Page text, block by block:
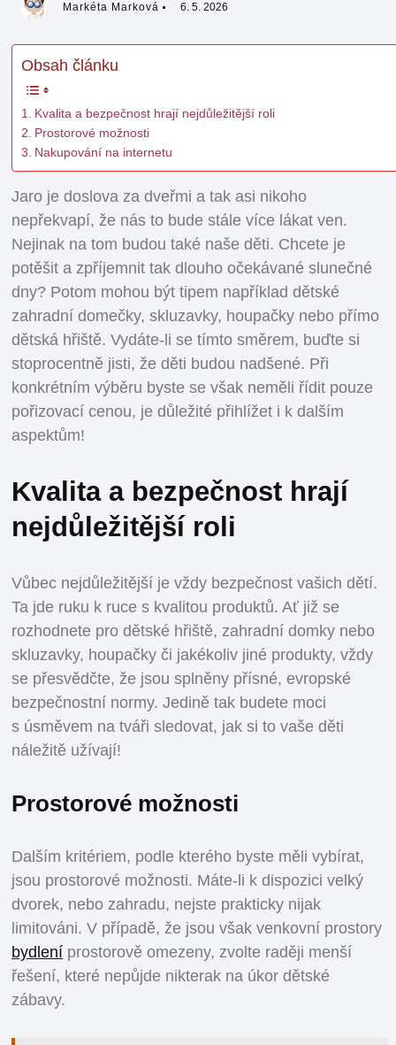
Markéta Marková 6. 5. 2026
Obsah článku
Kvalita a bezpečnost hrají nejdůležitější roli
Prostorové možnosti
Nakupování na internetu
Jaro je doslova za dveřmi a tak asi nikoho
nepřekvapí, že nás to bude stále více lákat ven.
Nejinak na tom budou také naše děti. Chcete je
potěšit a zpříjemnit tak dlouho očekávané slunečné
dny? Potom mohou být tipem například dětské
zahradní domečky, skluzavky, houpačky nebo přímo
dětská hřiště. Vydáte-li se tímto směrem, buďte si
stoprocentně jisti, že děti budou nadšené. Při
konkrétním výběru byste se však neměli řídit pouze
pořizovací cenou, je důležité přihlížet i k dalším
aspektům!
Kvalita a bezpečnost hrají
nejdůležitější roli
Vůbec nejdůležitější je vždy bezpečnost vašich dětí.
Ta jde ruku k ruce s kvalitou produktů. Ať již se
rozhodnete pro dětské hřiště, zahradní domky nebo
skluzavky, houpačky či jakékoliv jiné produkty, vždy
se přesvědčte, že jsou splněny přísné, evropské
bezpečnostní normy. Jedině tak budete moci
s úsměvem na tváři sledovat, jak si to vaše děti
náležitě užívají!
Prostorové možnosti
Dalším kritériem, podle kterého byste měli vybírat,
jsou prostorové možnosti. Máte-li k dispozici velký
dvorek, nebo zahradu, nejste prakticky nijak
limitováni. V případě, že jsou však venkovní prostory
bydlení prostorově omezeny, zvolte raději menší
řešení, které nepůjde nikterak na úkor dětské
zábavy.